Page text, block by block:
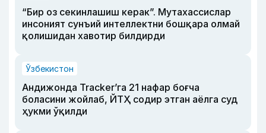
“Бир оз секинлашиш керак”. Мутахассислар
инсоният сунъий интеллектни бошқара олмай
қолишидан хавотир билдирди
Ўзбекистон
Андижонда Tracker’га 21 нафар боғча
боласини жойлаб, ЙТҲ содир этган аёлга суд
ҳукми ўқилди